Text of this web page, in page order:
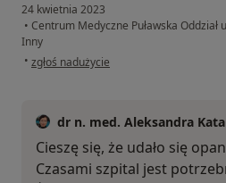
24 kwietnia 2023
• Centrum Medyczne Puławska Oddział
Inny
• w opinii użytkownika Paulina
zgłoś nadużycie
dr n. med. Aleksandra
Cieszę się, że udało się
Czasami szpital jest